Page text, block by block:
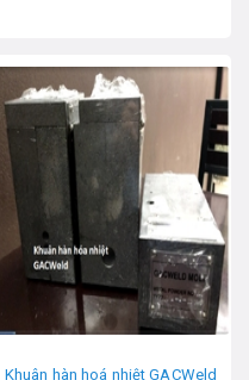
Khuân hàn hoá nhiệt GACWeld